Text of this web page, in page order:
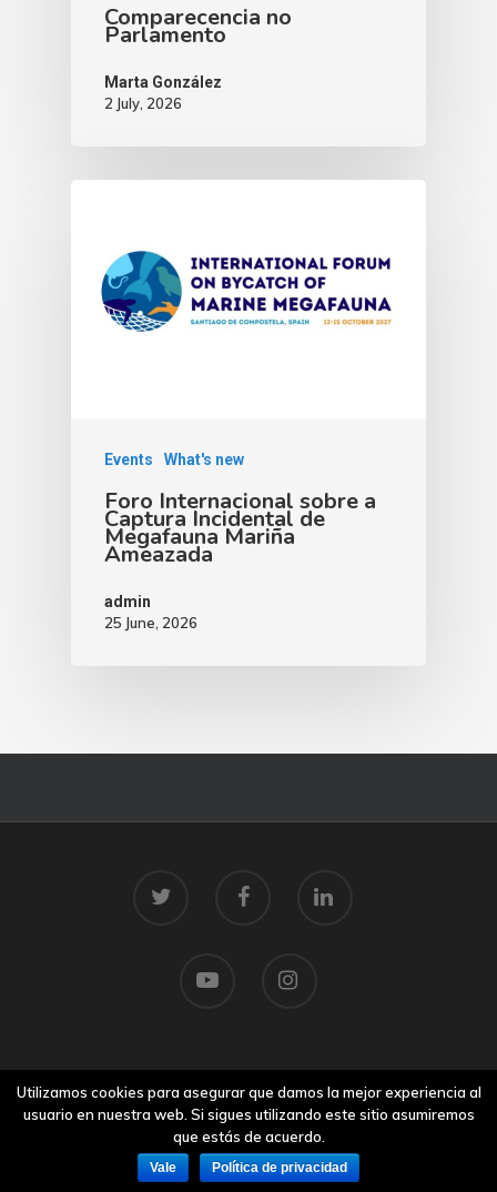
Comparecencia no
Parlamento
Marta González
2 July, 2026
Events What's new
Foro Internacional sobre a
Captura Incidental de
Megafauna Mariña
Ameazada
admin
25 June, 2026
Aviso legal
Utilizamos cookies para asegurar que damos la mejor experiencia al
usuario en nuestra web. Si sigues utilizando este sitio asumiremos
que estás de acuerdo.
Vale Política de privacidad